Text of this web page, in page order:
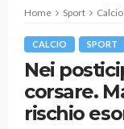
Home Sport Calcio
CALCIO SPORT
Nei
corsare.
rischio